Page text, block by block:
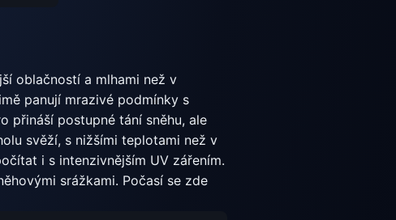
oblačností a mlhami než v
panují mrazivé podmínky s
přináší postupné tání sněhu, ale
svěží, s nižšími teplotami než v
i s intenzivnějším UV zářením.
srážkami. Počasí se zde